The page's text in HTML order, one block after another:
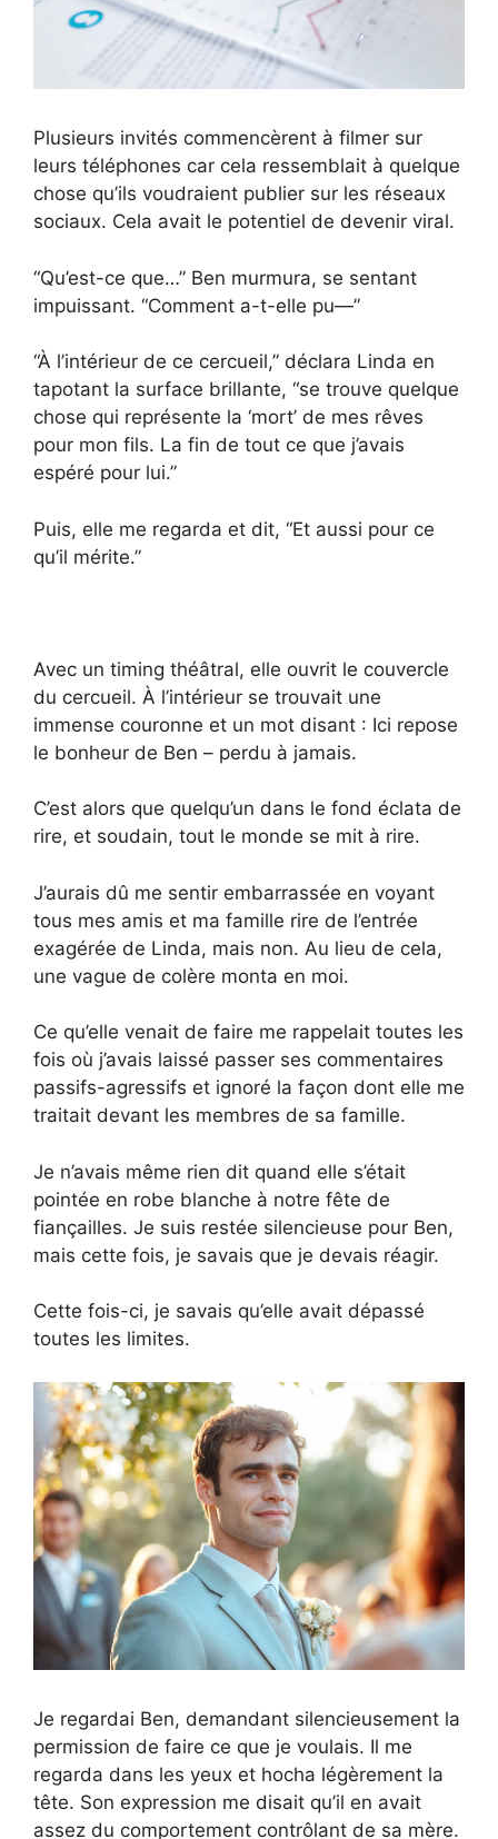
Plusieurs invités commencèrent à filmer sur
leurs téléphones car cela ressemblait à quelque
chose qu’ils voudraient publier sur les réseaux
sociaux. Cela avait le potentiel de devenir viral.
“Qu’est-ce que…” Ben murmura, se sentant
impuissant. “Comment a-t-elle pu—”
“À l’intérieur de ce cercueil,” déclara Linda en
tapotant la surface brillante, “se trouve quelque
chose qui représente la ‘mort’ de mes rêves
pour mon fils. La fin de tout ce que j’avais
espéré pour lui.”
Puis, elle me regarda et dit, “Et aussi pour ce
qu’il mérite.”
Avec un timing théâtral, elle ouvrit le couvercle
du cercueil. À l’intérieur se trouvait une
immense couronne et un mot disant : Ici repose
le bonheur de Ben – perdu à jamais.
C’est alors que quelqu’un dans le fond éclata de
rire, et soudain, tout le monde se mit à rire.
J’aurais dû me sentir embarrassée en voyant
tous mes amis et ma famille rire de l’entrée
exagérée de Linda, mais non. Au lieu de cela,
une vague de colère monta en moi.
Ce qu’elle venait de faire me rappelait toutes les
fois où j’avais laissé passer ses commentaires
passifs-agressifs et ignoré la façon dont elle me
traitait devant les membres de sa famille.
Je n’avais même rien dit quand elle s’était
pointée en robe blanche à notre fête de
fiançailles. Je suis restée silencieuse pour Ben,
mais cette fois, je savais que je devais réagir.
Cette fois-ci, je savais qu’elle avait dépassé
toutes les limites.
Je regardai Ben, demandant silencieusement la
permission de faire ce que je voulais. Il me
regarda dans les yeux et hocha légèrement la
tête. Son expression me disait qu’il en avait
assez du comportement contrôlant de sa mère.